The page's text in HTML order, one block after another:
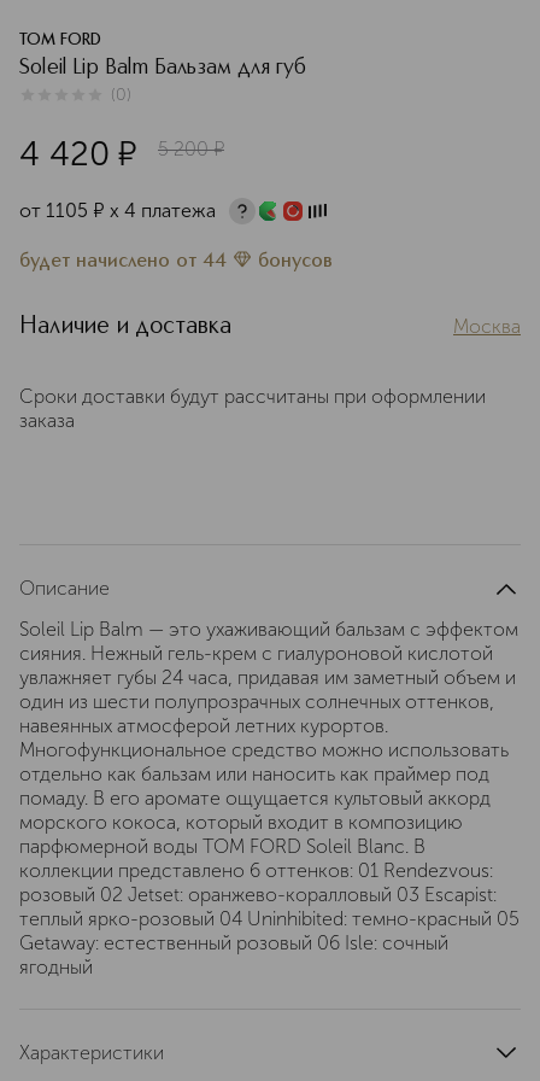
TOM FORD
Soleil Lip Balm Бальзам для губ
(0)
4 420 ¤ 5 200 ¤
от 1105 ¤ х 4 платежа
будет начислено от 44 бонусов
Наличие и доставка Москва
Сроки доставки будут рассчитаны при оформлении
заказа
Описание
Soleil Lip Balm — это ухаживающий бальзам с эффектом
сияния. Нежный гель-крем с гиалуроновой кислотой
увлажняет губы 24 часа, придавая им заметный объем и
один из шести полупрозрачных солнечных оттенков,
навеянных атмосферой летних курортов.
Многофункциональное средство можно использовать
отдельно как бальзам или наносить как праймер под
помаду. В его аромате ощущается культовый аккорд
морского кокоса, который входит в композицию
парфюмерной воды TOM FORD Soleil Blanc. В
коллекции представлено 6 оттенков: 01 Rendezvous:
розовый 02 Jetset: оранжево-коралловый 03 Escapist:
теплый ярко-розовый 04 Uninhibited: темно-красный 05
Getaway: естественный розовый 06 Isle: сочный
ягодный
Характеристики